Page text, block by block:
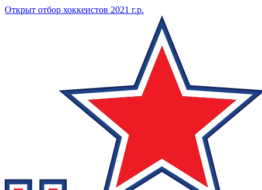
Открыт отбор хоккеистов 2021 г.р.